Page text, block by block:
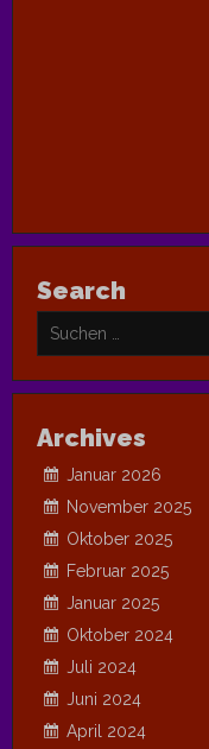
Search
nach:
Archives
Januar 2026
November 2025
Oktober 2025
Februar 2025
Januar 2025
Oktober 2024
Juli 2024
Juni 2024
April 2024